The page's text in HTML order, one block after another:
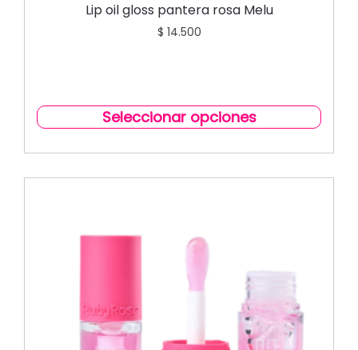
Lip oil gloss pantera rosa Melu
$ 14.500
Seleccionar opciones